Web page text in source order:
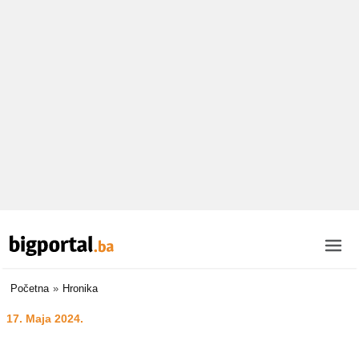
Početna » Hronika
17. Maja 2024.